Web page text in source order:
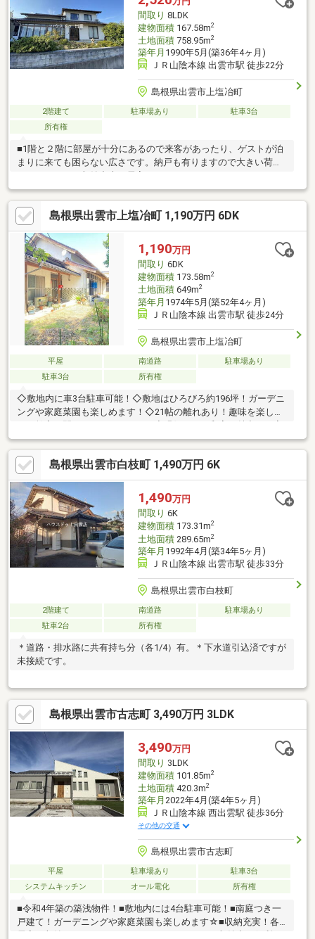
すめの間取り！■商業施設やクリニックが1.5km圏内に充実のエリ
アで、生活に便利な立地！
間取り 8LDK
建物面積167.58m2
土地面積758.95m2
築年月 1990年5月(築36年4ヶ月)
ＪＲ山陰本線 出雲市駅 徒歩22分
島根県出雲市上塩冶町
2階建て 駐車場あり
駐車3台
所有権
■1階と２階に部屋が十分にあるので来客があったり、ゲストが泊
まりに来ても困らない広さです。納戸も有りますので大きい荷物
島根県出雲市上塩冶町 1,190万円 6DK
1,190万円
間取り 6DK
建物面積173.58m2
土地面積649m2
築年月 1974年5月(築52年4ヶ月)
ＪＲ山陰本線 出雲市駅 徒歩24分
島根県出雲市上塩冶町
平屋 南道路
駐車場あり
駐車3台
所有権
◇敷地内に車3台駐車可能！◇敷地はひろびろ約196坪！ガーデニ
ングや家庭菜園も楽しめます！◇21帖の離れあり！趣味を楽しん
だり教室を開いたりもできそう！◇縁側のある和室が魅力の平家
住宅♪
島根県出雲市白枝町 1,490万円 6K
1,490万円
間取り 6K
建物面積173.31m2
土地面積289.65m2
築年月 1992年4月(築34年5ヶ月)
ＪＲ山陰本線 出雲市駅 徒歩33分
島根県出雲市白枝町
2階建て 南道路
駐車場あり
駐車2台
所有権
＊道路・排水路に共有持ち分（各1/4）有。＊下水道引込済ですが
未接続です。
島根県出雲市古志町 3,490万円 3LDK
3,490万円
間取り 3LDK
建物面積101.85m2
土地面積420.3m2
築年月 2022年4月(築4年5ヶ月)
ＪＲ山陰本線 西出雲駅 徒歩36分
その他の交通
島根県出雲市古志町
平屋 駐車場あり
駐車3台
システムキッチン
オール電化 所有権
■令和4年築の築浅物件！■敷地内には4台駐車可能！■南庭つき一
戸建て！ガーデニングや家庭菜園も楽しめます☆■収納充実！各